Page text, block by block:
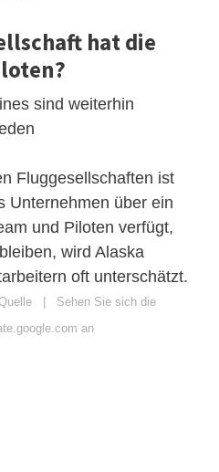
hat die
sind weiterhin
Fluggesellschaften ist
Unternehmen über ein
und Piloten verfügt,
wird Alaska
oft unterschätzt.
| Sehen Sie sich die
an